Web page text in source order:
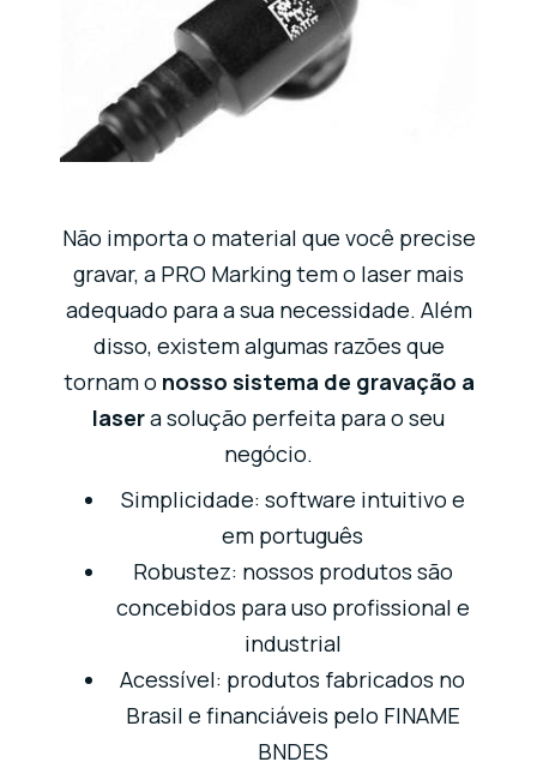
Não importa o material que você precise
gravar, a PRO Marking tem o laser mais
adequado para a sua necessidade. Além
disso, existem algumas razões que
tornam o nosso sistema de gravação a
lasera solução perfeita para o seu
negócio.
Simplicidade: software intuitivo e
em português
Robustez: nossos produtos são
concebidos para uso profissional e
industrial
Acessível: produtos fabricados no
Brasil e financiáveis pelo FINAME
BNDES